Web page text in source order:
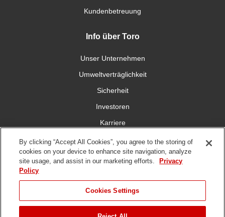
Kundenbetreuung
Info über Toro
Unser Unternehmen
Umweltverträglichkeit
Sicherheit
Investoren
Karriere
Verbinden Sie sich mit uns
Nutzungsbedingungen Datenschutzrichtlinie
By clicking “Accept All Cookies”, you agree to the storing of
cookies on your device to enhance site navigation, analyze
site usage, and assist in our marketing efforts.
Privacy
Policy
Cookies Settings